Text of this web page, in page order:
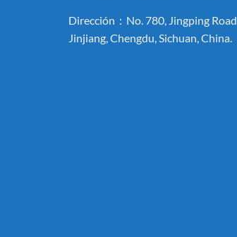
Dirección：No. 780, Jingping Road,
Jinjiang, Chengdu, Sichuan, China.